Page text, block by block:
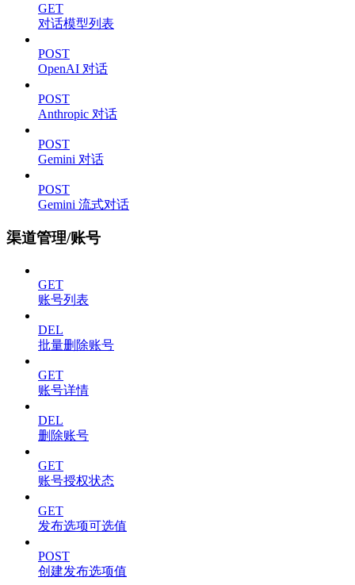
GET
对话模型列表
POST
OpenAI 对话
POST
Anthropic 对话
POST
Gemini 对话
POST
Gemini 流式对话
渠道管理/账号
GET
账号列表
DEL
批量删除账号
GET
账号详情
DEL
删除账号
GET
账号授权状态
GET
发布选项可选值
POST
创建发布选项值